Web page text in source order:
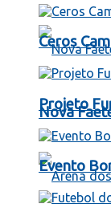
Nova
Ceros
Projeto
Evento